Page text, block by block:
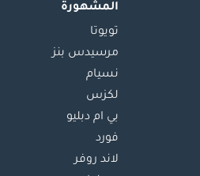
المشهورة
تويوتا
مرسيدس بنز
نسيام
لكزس
بي ام دبليو
فورد
لاند روفر